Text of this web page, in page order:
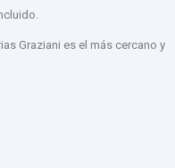
Graziani es el más cercano y